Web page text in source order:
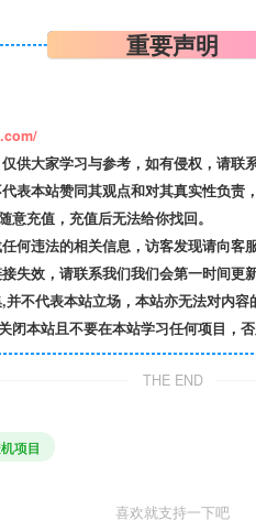
重要声明
供大家学习与参考，如有侵权，请联
表本站赞同其观点和对其真实性负
充值，充值后无法给你找回。
何违法的相关信息，访客发现请向客服
失效，请联系我们我们会第一时间更新
不代表本站立场，本站亦无法对内
本站且不要在本站学习任何项目，
THE END
项目
喜欢就支持一下吧